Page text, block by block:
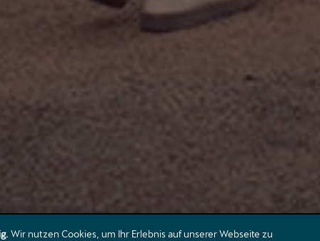
Wir nutzen Cookies, um Ihr Erlebnis auf unserer Webseite zu